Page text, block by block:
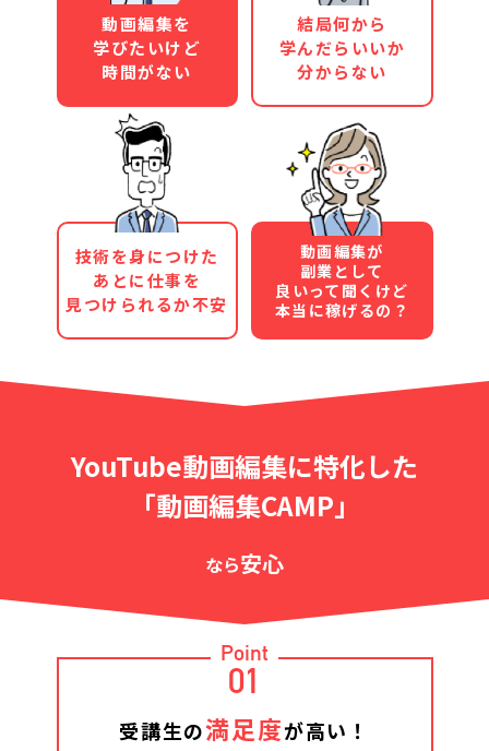
動画編集を
学びたいけど
時間がない
結局何から
学んだらいいか
分からない
技術を身につけた
あとに仕事を
見つけられるか不安
動画編集が
副業として
良いって聞くけど
本当に稼げるの？
YouTube動画編集に特化した
「動画編集CAMP」
なら安心
Point
01
受講生の満足度が高い！